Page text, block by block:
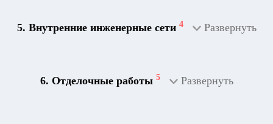
5. Внутренние инженерные сети 4 Развернуть
6. Отделочные работы 5 Развернуть